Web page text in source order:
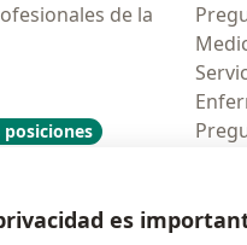
de la
posiciones
es